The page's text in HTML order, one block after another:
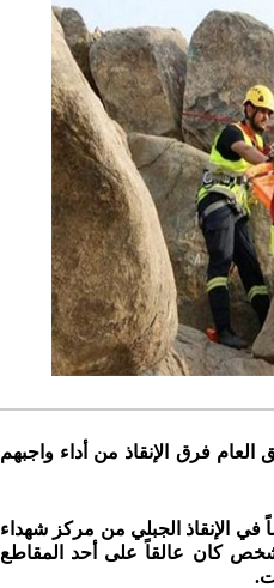
فرق الإنقاذ من أداء واجبهم
في الإنقاذ الجبلي من مركز شهداء
شخص كان عالقاً على أحد المقاطع